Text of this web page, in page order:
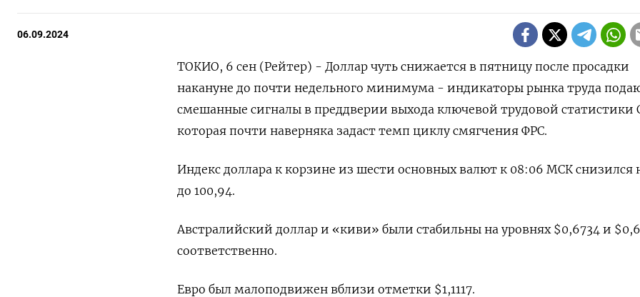
06.09.2024
ТОКИО, 6 сен (Рейтер) - Доллар чуть снижается в пятницу после просадки
накануне до почти недельного минимума - индикаторы рынка труда
смешанные сигналы в преддверии выхода ключевой трудовой статистики
которая почти наверняка задаст темп циклу смягчения ФРС.
Индекс доллара к корзине из шести основных валют к 08:06 МСК снизился
до 100,94​.
Австралийский доллар и «киви» были стабильны на уровнях $0,6734 и
соответственно.
Евро был малоподвижен вблизи отметки $1,1117​.